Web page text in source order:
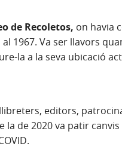
de Recoletos, on havia
1967. Va ser llavors
la a la seva ubicació
editors,
de 2020 va patir canvis